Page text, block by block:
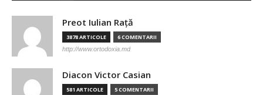
Preot Iulian Raţă
3878 ARTICOLE 6 COMENTARII
http://www.ortodoxia.md
Diacon Victor Casian
581 ARTICOLE 5 COMENTARII